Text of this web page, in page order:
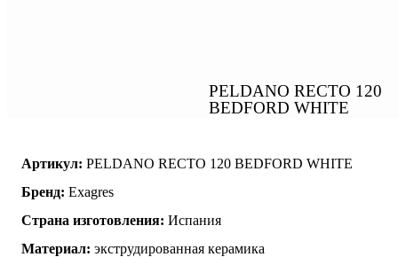
PELDANO RECTO 120
BEDFORD WHITE
Артикул: PELDANO RECTO 120 BEDFORD WHITE
Бренд: Exagres
Страна изготовления: Испания
Материал: экструдированная керамика